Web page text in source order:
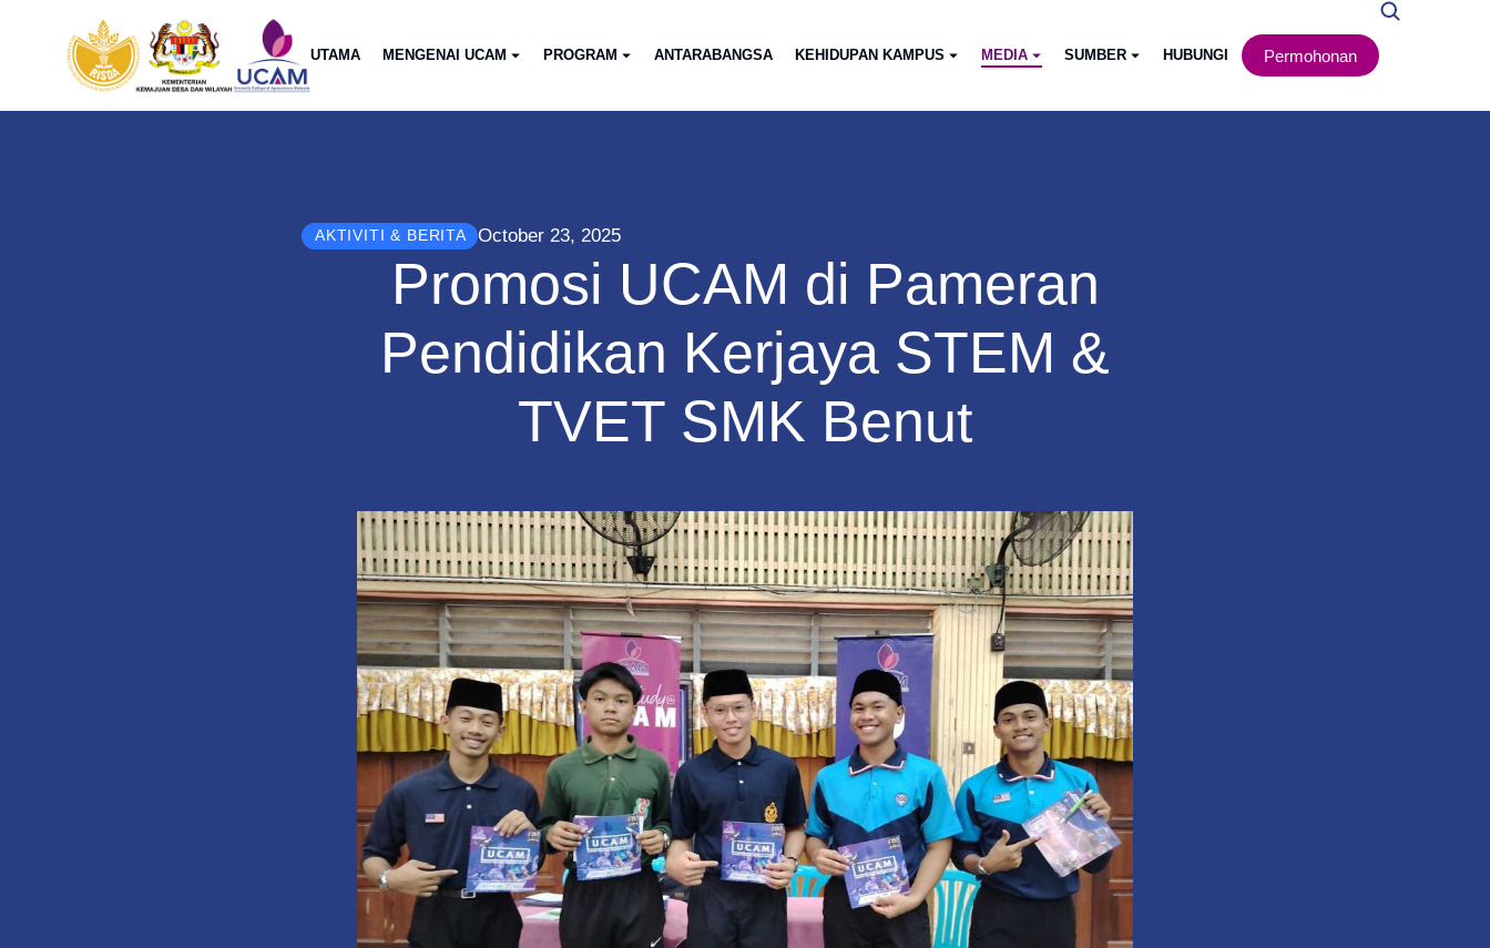
UTAMA MENGENAI UCAM PROGRAM ANTARABANGSA KEHIDUPAN KAMPUS MEDIA SUMBER HUBUNGI Permohonan
AKTIVITI & BERITA October 23, 2025
Promosi UCAM di Pameran
Pendidikan Kerjaya STEM &
TVET SMK Benut